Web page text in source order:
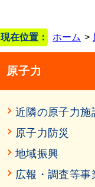
現在位置： ホーム
原子力
近隣の原子力施
原子力防災
地域振興
広報・調査等事